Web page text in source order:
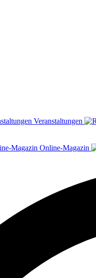
Veranstaltungen
Online-Magazin